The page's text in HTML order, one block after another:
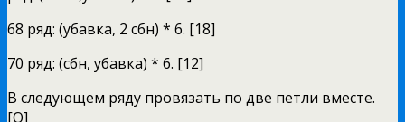
68 ряд: (убавка, 2 сбн) * 6. [18]
70 ряд: (сбн, убавка) * 6. [12]
В следующем ряду провязать по две петли вместе.
[Q]